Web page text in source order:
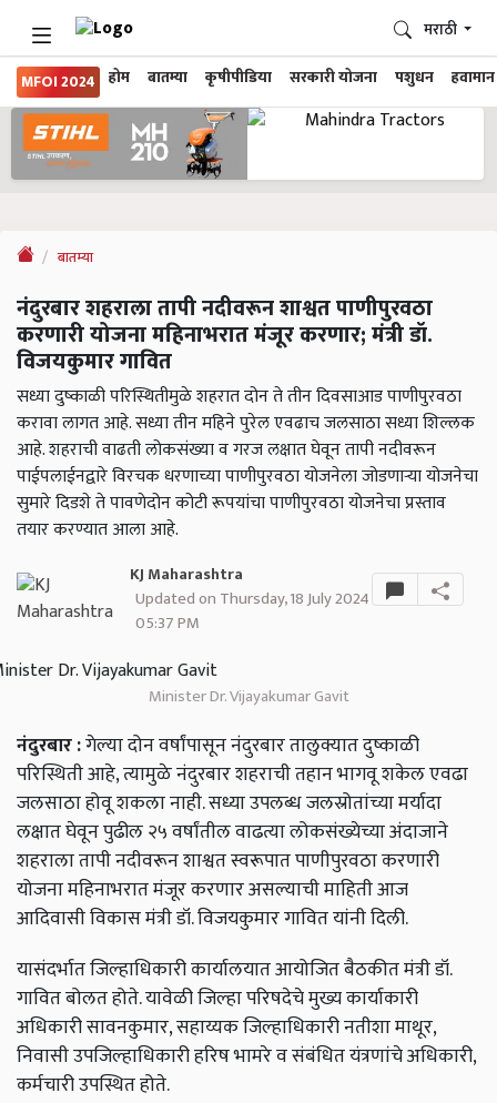
MFOI 2024 होम बातम्या कृषीपीडिया सरकारी योजना पशुधन हवामान
मराठी
बातम्या
नंदुरबार शहराला तापी नदीवरून शाश्वत पाणीपुरवठा
करणारी योजना महिनाभरात मंजूर करणार; मंत्री डॉ.
विजयकुमार गावित
सध्या दुष्काळी परिस्थितीमुळे शहरात दोन ते तीन दिवसाआड पाणीपुरवठा
करावा लागत आहे. सध्या तीन महिने पुरेल एवढाच जलसाठा सध्या शिल्लक
आहे. शहराची वाढती लोकसंख्या व गरज लक्षात घेवून तापी नदीवरून
पाईपलाईनद्वारे विरचक धरणाच्या पाणीपुरवठा योजनेला जोडणाऱ्या योजनेचा
सुमारे दिडशे ते पावणेदोन कोटी रूपयांचा पाणीपुरवठा योजनेचा प्रस्ताव
तयार करण्यात आला आहे.
KJ Maharashtra
Updated on Thursday, 18 July 2024
05:37 PM
Minister Dr. Vijayakumar Gavit
नंदुरबार :गेल्या दोन वर्षांपासून नंदुरबार तालुक्यात दुष्काळी
परिस्थिती आहे, त्यामुळे नंदुरबार शहराची तहान भागवू शकेल एवढा
जलसाठा होवू शकला नाही. सध्या उपलब्ध जलस्रोतांच्या मर्यादा
लक्षात घेवून पुढील २५ वर्षांतील वाढत्या लोकसंख्येच्या अंदाजाने
शहराला तापी नदीवरून शाश्वत स्वरूपात पाणीपुरवठा करणारी
योजना महिनाभरात मंजूर करणार असल्याची माहिती आज
आदिवासी विकास मंत्री डॉ. विजयकुमार गावित यांनी दिली.
यासंदर्भात जिल्हाधिकारी कार्यालयात आयोजित बैठकीत मंत्री डॉ.
गावित बोलत होते. यावेळी जिल्हा परिषदेचे मुख्य कार्याकारी
अधिकारी सावनकुमार, सहाय्यक जिल्हाधिकारी नतीशा माथूर,
निवासी उपजिल्हाधिकारी हरिष भामरे व संबंधित यंत्रणांचे अधिकारी,
कर्मचारी उपस्थित होते.